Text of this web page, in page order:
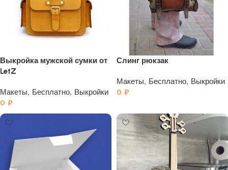
Выкройка мужской сумки от
LetZ
Макеты, Бесплатно, Выкройки
0 ₽
Слинг рюкзак
Макеты, Бесплатно, Выкройки
0 ₽